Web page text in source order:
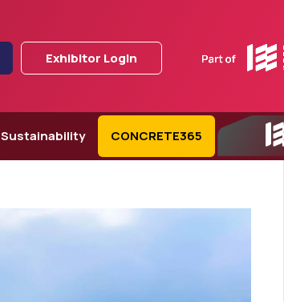
Exhibitor Login
Sustainability
CONCRETE365
IEE Series